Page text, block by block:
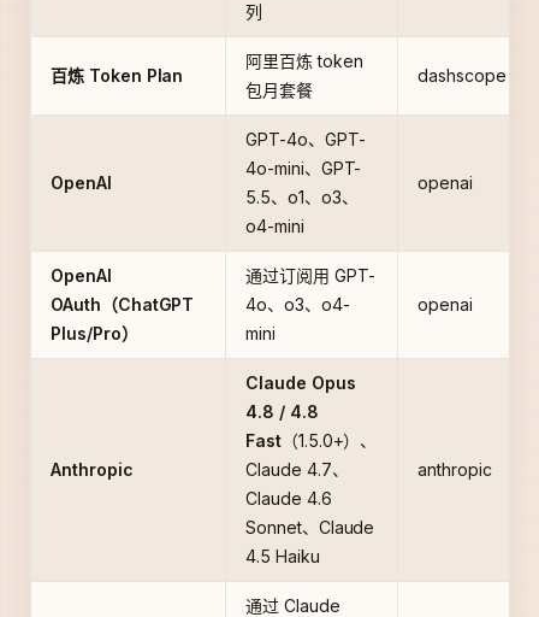
列
百炼 Token Plan
阿里百炼 token
包月套餐
dashscope
OpenAI
GPT-4o、GPT-
4o-mini、GPT-
5.5、o1、o3、
o4-mini
openai
OpenAI
OAuth（ChatGPT
Plus/Pro）
通过订阅用 GPT-
4o、o3、o4-
mini
openai
Anthropic
Claude Opus
4.8 / 4.8
Fast（1.5.0+）、
Claude 4.7、
Claude 4.6
Sonnet、Claude
4.5 Haiku
anthropic
通过 Claude